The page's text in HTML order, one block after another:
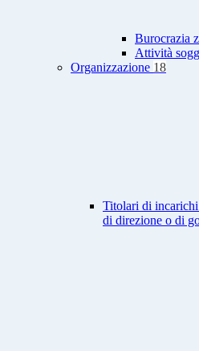
Burocrazia
Attività
Organizzazione 18
Titolari di
di direzione o di